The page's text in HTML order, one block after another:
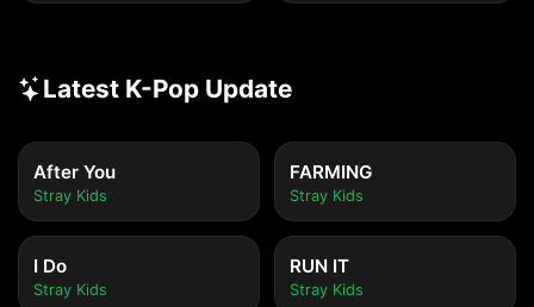
Latest K-Pop Update
After You
Stray Kids
FARMING
Stray Kids
I Do
Stray Kids
RUN IT
Stray Kids